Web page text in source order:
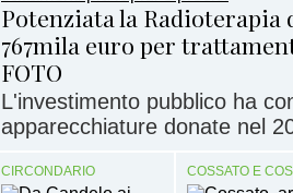
Potenziata la Radioterapia
767mila euro per
FOTO
L'investimento pubblico ha
apparecchiature donate nel
CIRCONDARIO COSSATO E